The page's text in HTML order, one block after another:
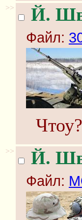
>> Й.
Файл:
Чтоу?
>> Й.
Файл: